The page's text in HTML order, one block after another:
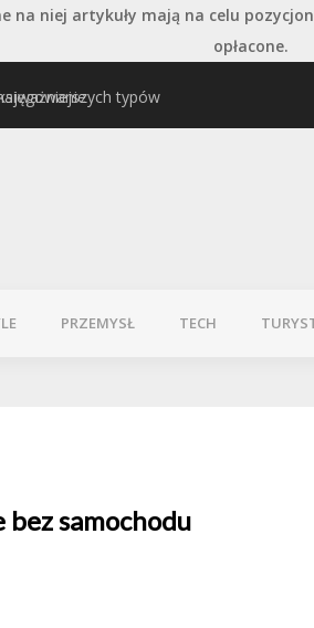
na niej artykuły mają na celu
opłacone.
typów
PRZEMYSŁ TECH
bez samochodu